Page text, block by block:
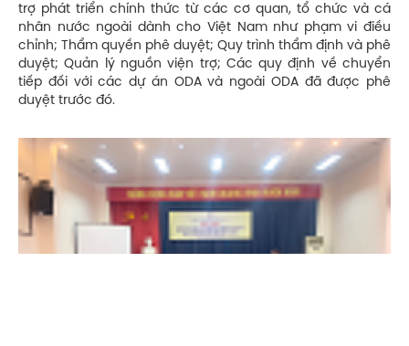
trợ phát triển chính thức từ các cơ quan, tổ chức và cá
nhân nước ngoài dành cho Việt Nam như phạm vi điều
chỉnh; Thẩm quyền phê duyệt; Quy trình thẩm định và phê
duyệt; Quản lý nguồn viện trợ; Các quy định về chuyển
tiếp đối với các dự án ODA và ngoài ODA đã được phê
duyệt trước đó.